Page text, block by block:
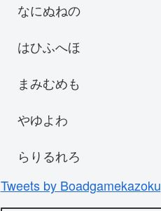
なにぬねの
はひふへほ
まみむめも
やゆよわ
らりるれろ
Tweets by Boadgamekazoku